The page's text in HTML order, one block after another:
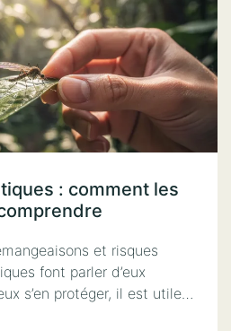
: comment les
et risques
font parler d’eux
s’en protéger, il est utile…